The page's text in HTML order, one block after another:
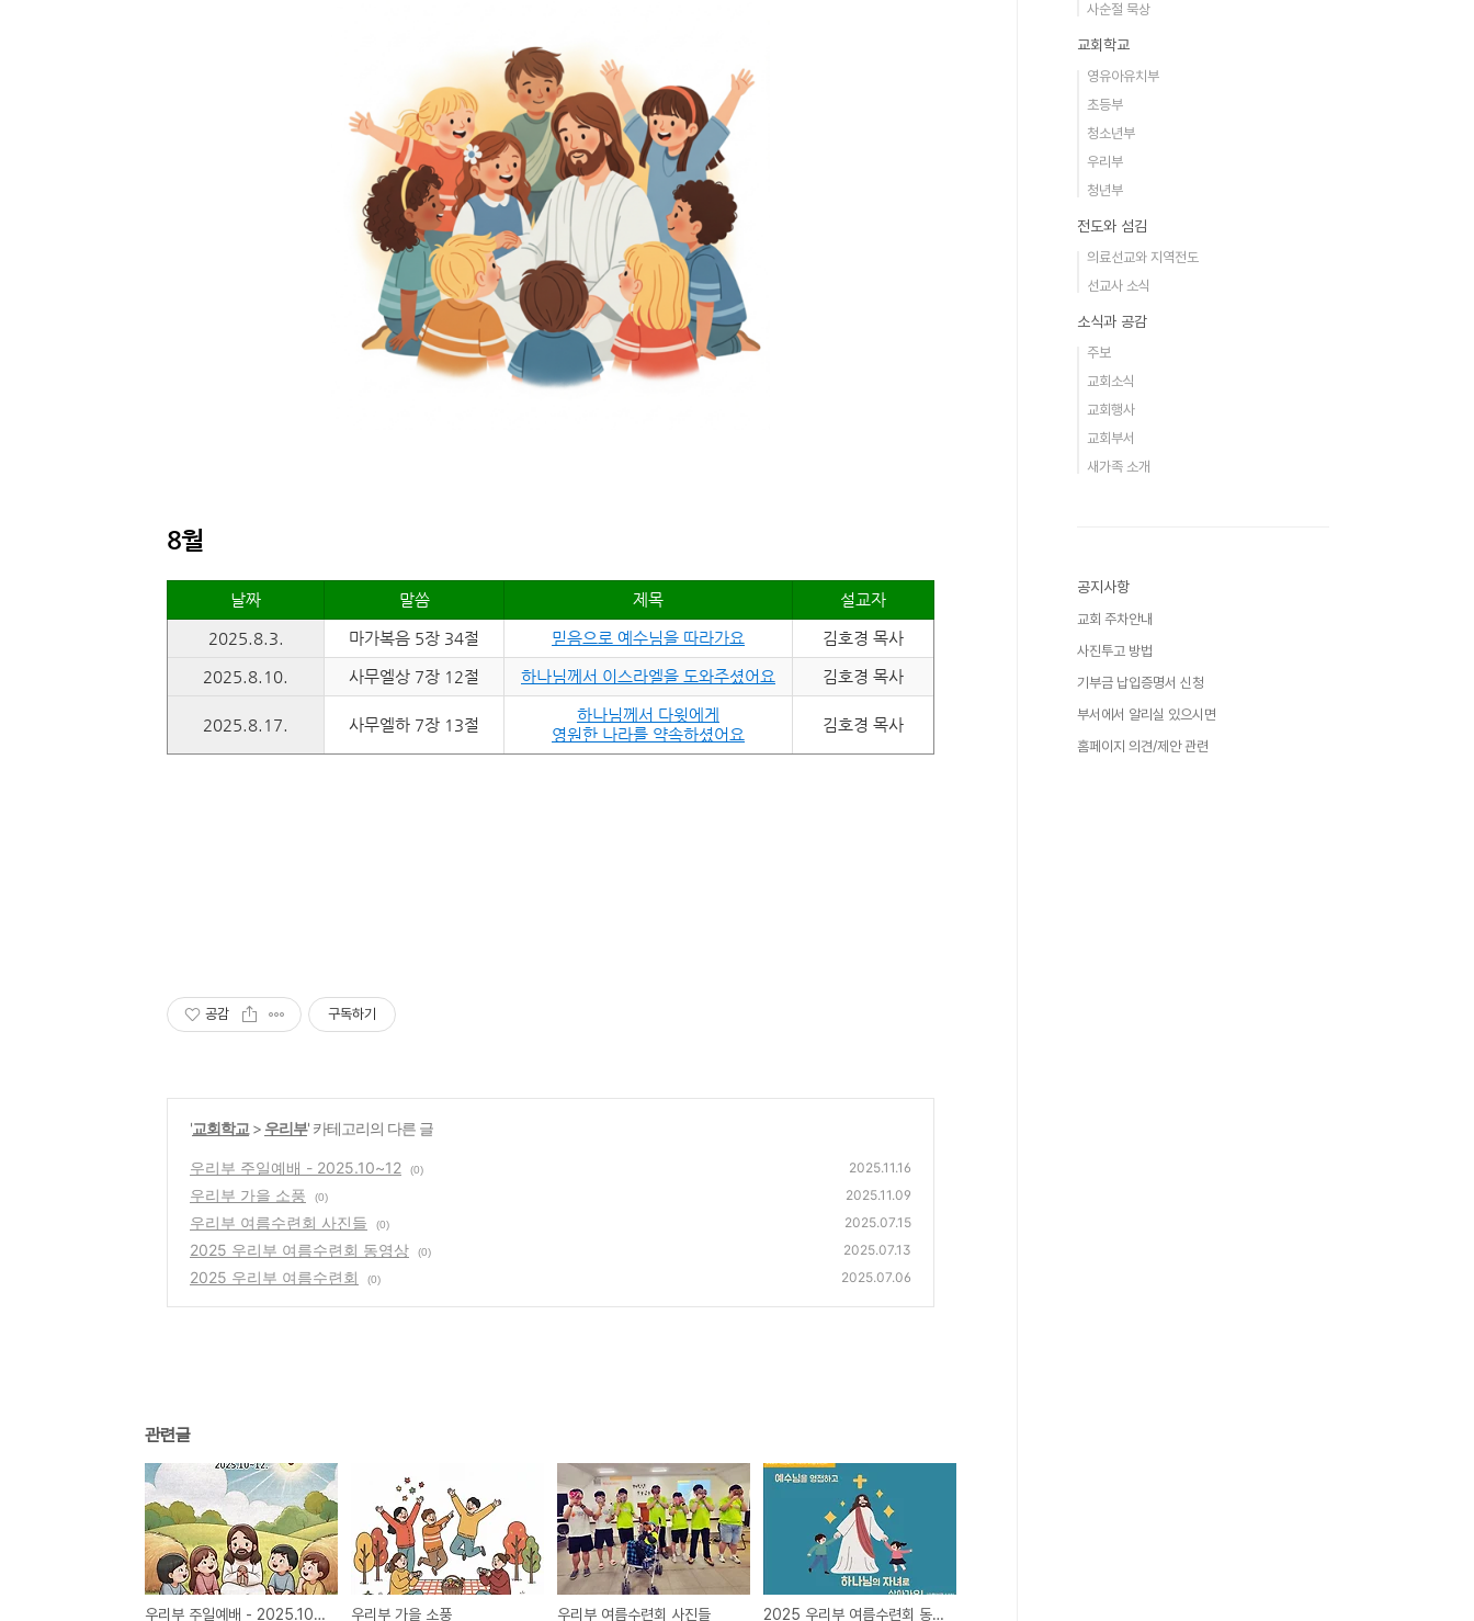
8월
날짜 말씀 제목 설교자
2025.8.3. 마가복음 5장 34절 믿음으로 예수님을 따라가요 김호경 목사
2025.8.10. 사무엘상 7장 12절 하나님께서 이스라엘을 도와주셨어요 김호경 목사
2025.8.17. 사무엘하 7장 13절
하나님께서 다윗에게
영원한 나라를 약속하셨어요
김호경 목사
공감 구독하기
'교회학교 > 우리부' 카테고리의 다른 글
우리부 주일예배 - 2025.10~12 (0) 2025.11.16
우리부 가을 소풍 (0) 2025.11.09
우리부 여름수련회 사진들 (0) 2025.07.15
2025 우리부 여름수련회 동영상 (0) 2025.07.13
2025 우리부 여름수련회 (0) 2025.07.06
관련글
우리부 주일예배 - 2025.10~12 우리부 가을 소풍 우리부 여름수련회 사진들 2025 우리부 여름수련회 동영상
사순절 묵상
교회학교
영유아유치부
초등부
청소년부
우리부
청년부
전도와 섬김
의료선교와 지역전도
선교사 소식
소식과 공감
주보
교회소식
교회행사
교회부서
새가족 소개
공지사항
교회 주차안내
사진투고 방법
기부금 납입증명서 신청
부서에서 알리실 있으시면
홈페이지 의견/제안 관련